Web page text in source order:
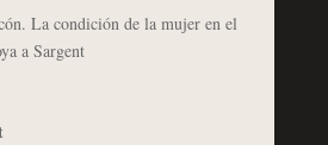
La condición de la mujer en el
a Sargent